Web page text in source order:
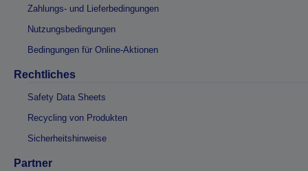
Zahlungs- und Lieferbedingungen
Nutzungsbedingungen
Bedingungen für Online-Aktionen
Rechtliches
Safety Data Sheets
Recycling von Produkten
Sicherheitshinweise
Partner